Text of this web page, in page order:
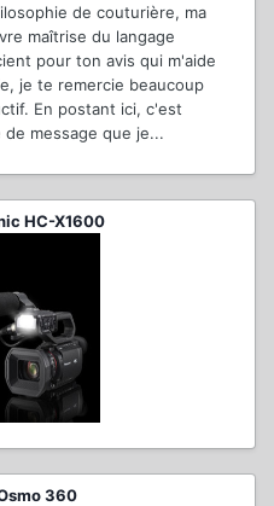
de couturière, ma
maîtrise du langage
pour ton avis qui m'aide
je te remercie beaucoup
En postant ici, c'est
message que je...
HC-X1600
360